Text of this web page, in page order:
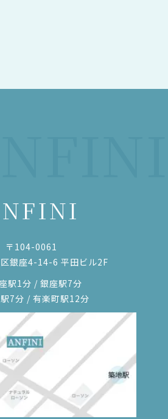
〒104-0061
銀座4-14-6 平田ビル2F
駅1分 / 銀座駅7分
7分 / 有楽町駅12分